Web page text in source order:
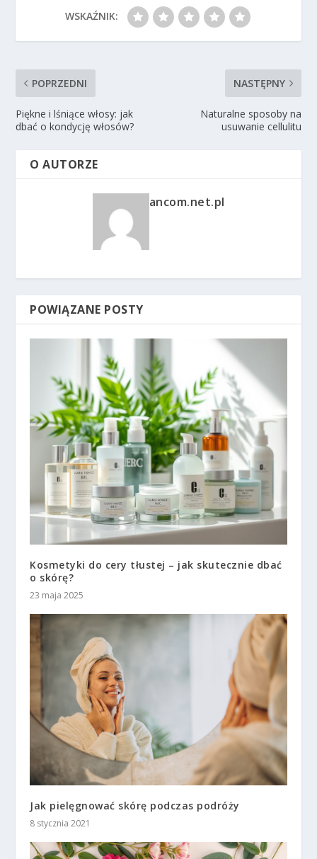
WSKAŹNIK:
POPRZEDNI
Piękne i lśniące włosy: jak
dbać o kondycję włosów?
NASTĘPNY
Naturalne sposoby na
usuwanie cellulitu
O AUTORZE
ancom.net.pl
POWIĄZANE POSTY
Kosmetyki do cery tłustej – jak skutecznie dbać
o skórę?
23 maja 2025
Jak pielęgnować skórę podczas podróży
8 stycznia 2021